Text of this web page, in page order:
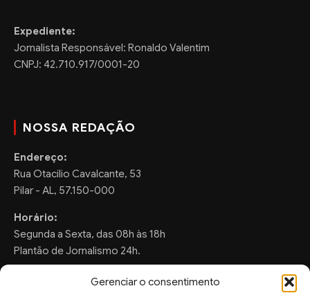
Gerenciar o consentimento
Expediente:
Jornalista Responsável: Ronaldo Valentim
CNPJ: 42.710.917/0001-20
NOSSA REDAÇÃO
Endereço:
Rua Otacilio Cavalcante, 53
Pilar - AL, 57.150-000
Horário:
Segunda a Sexta, das 08h às 18h
Plantão de Jornalismo 24h.